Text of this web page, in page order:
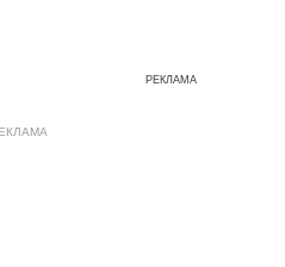
РЕКЛАМА